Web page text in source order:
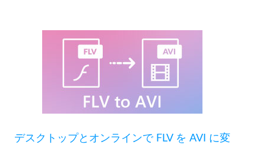
デスクトップとオンラインで FLV を AVI に変